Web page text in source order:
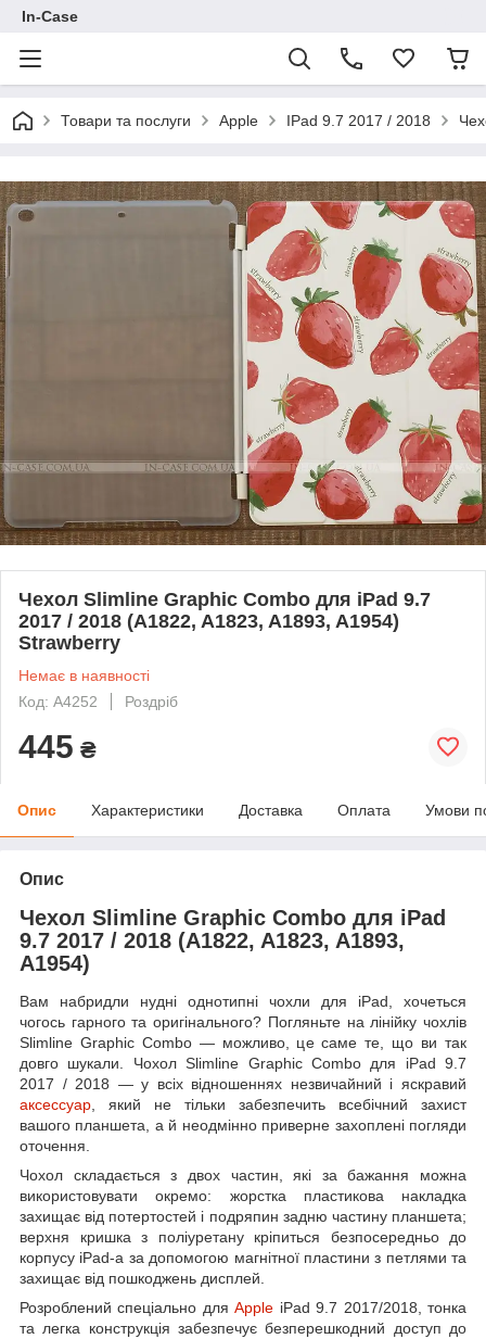
In-Case
Товари та послуги Apple IPad 9.7 2017 / 2018
Чехол Slimline Graphic Combo для iPad 9.7
2017 / 2018 (A1822, A1823, A1893, A1954)
Strawberry
Немає в наявності
Код: A4252
Роздріб
445 ₴
Опис Характеристики Доставка Оплата Умови
Опис
Чехол Slimline Graphic Combo для iPad
9.7 2017 / 2018 (A1822, A1823, A1893,
A1954)
Вам набридли нудні однотипні чохли для iPad, хочеться
чогось гарного та оригінального? Погляньте на лінійку чохлів
Slimline Graphic Combo — можливо, це саме те, що ви так
довго шукали. Чохол Slimline Graphic Combo для iPad 9.7
2017 / 2018 — у всіх відношеннях незвичайний і яскравий
аксессуар, який не тільки забезпечить всебічний захист
вашого планшета, а й неодмінно приверне захоплені погляди
оточення.
Чохол складається з двох частин, які за бажання можна
використовувати окремо: жорстка пластикова накладка
захищає від потертостей і подряпин задню частину планшета;
верхня кришка з поліуретану кріпиться безпосередньо до
корпусу iPad-а за допомогою магнітної пластини з петлями та
захищає від пошкоджень дисплей.
Розроблений спеціально дляApple iPad 9.7 2017/2018, тонка
та легка конструкція забезпечує безперешкодний доступ до